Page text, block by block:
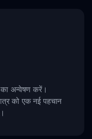
का अन्वेषण करें।
को एक नई पहचान